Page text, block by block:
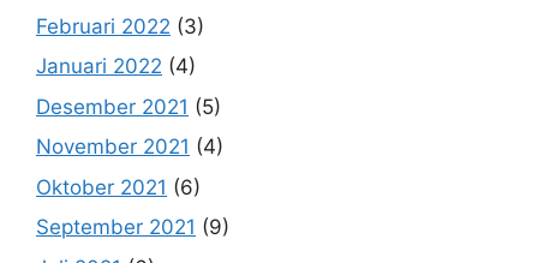
Februari 2022 (3)
Januari 2022 (4)
Desember 2021 (5)
November 2021 (4)
Oktober 2021 (6)
September 2021 (9)